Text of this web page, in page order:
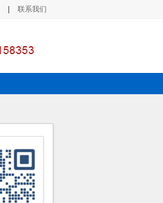
联系我们